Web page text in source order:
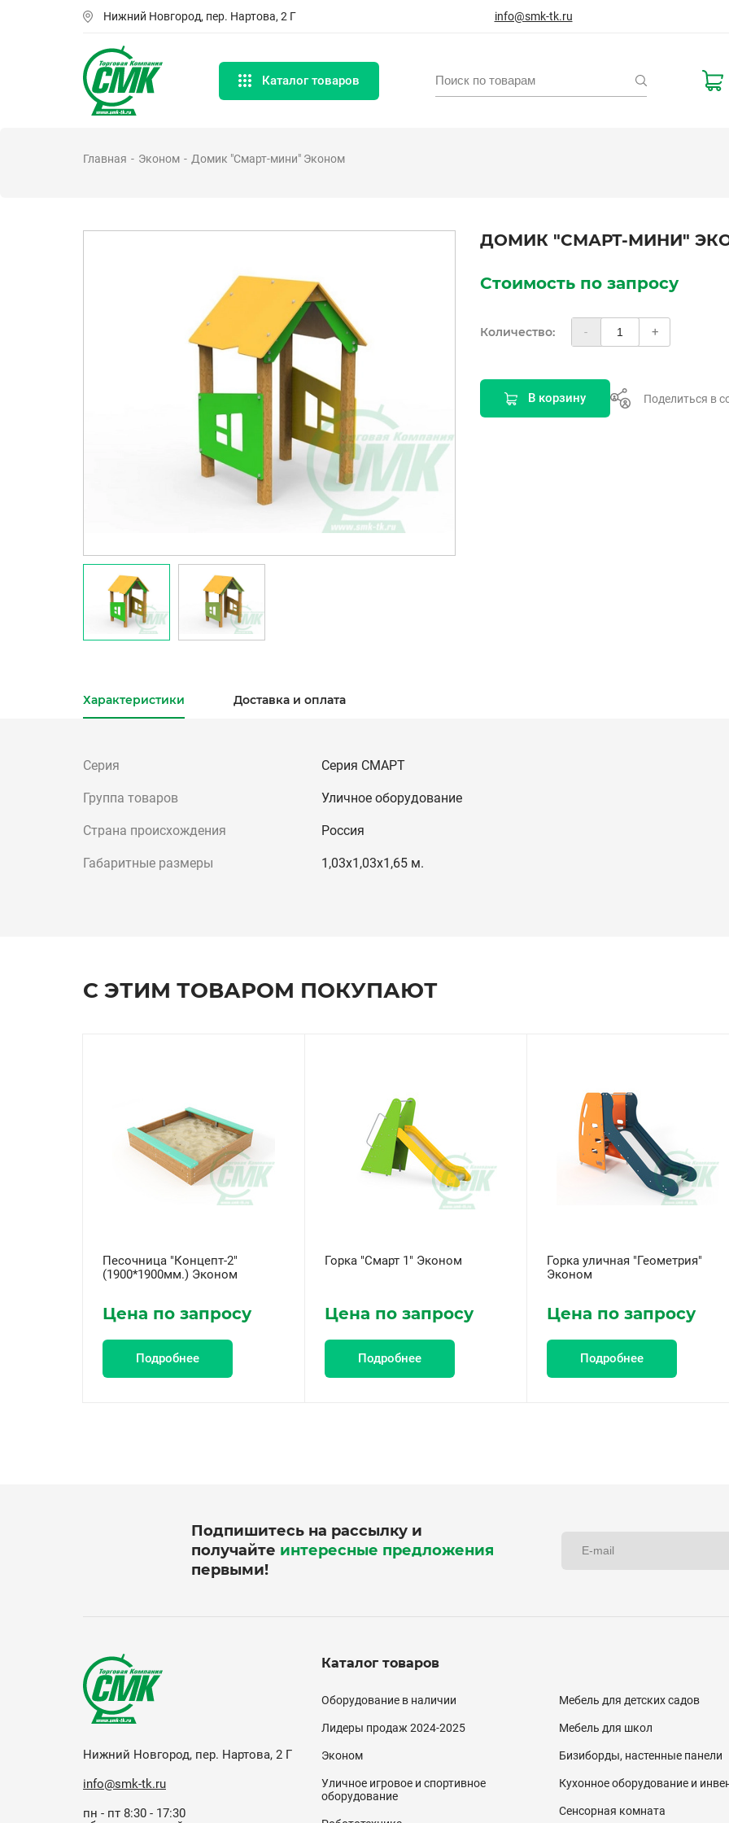
Нижний Новгород, пер. Нартова, 2 Г info@smk-tk.ru
Каталог товаров
Главная Эконом Домик "Смарт-мини" Эконом
ДОМИК "СМАРТ-МИНИ"
Стоимость по запросу
Количество: - +
В корзину Поделиться в
Характеристики Доставка и оплата
Серия Серия СМАРТ
Группа товаров Уличное оборудование
Страна происхождения Россия
Габаритные размеры 1,03х1,03х1,65 м.
С ЭТИМ ТОВАРОМ ПОКУПАЮТ
Песочница "Концепт-2"
(1900*1900мм.) Эконом
Цена по запросу
Подробнее
Горка "Смарт 1" Эконом
Цена по запросу
Подробнее
Горка уличная "Геометрия"
Эконом
Цена по запросу
Подробнее
Подпишитесь на рассылку и
получайте интересные предложения
первыми!
Нижний Новгород, пер. Нартова, 2 Г
info@smk-tk.ru
пн - пт 8:30 - 17:30
Каталог товаров
Каталог
(подвал)
Оборудование в наличии
Лидеры продаж 2024-2025
Эконом
Уличное игровое и спортивное
оборудование
Мебель для детских садов
Мебель для школ
Бизиборды, настенные панели
Кухонное оборудование и
Сенсорная комната